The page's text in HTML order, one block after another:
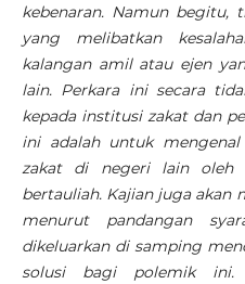
kebenaran. Namun begitu,
yang melibatkan
kalangan amil atau ejen
lain. Perkara ini secara
kepada institusi zakat dan
ini adalah untuk
zakat di negeri lain
bertauliah. Kajian juga akan
menurut pandangan
dikeluarkan di samping
solusi bagi polemik ini.